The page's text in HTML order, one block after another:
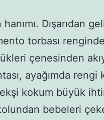
Dışarıdan
torbası
çenesinden
ayağımda rengi
kokum büyük
bebeleri